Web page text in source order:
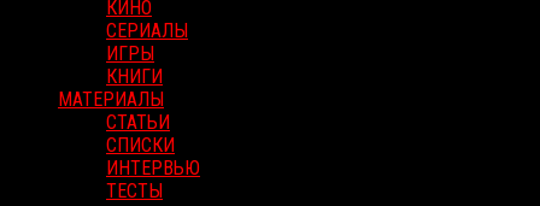
КИНО
СЕРИАЛЫ
ИГРЫ
КНИГИ
МАТЕРИАЛЫ
СТАТЬИ
СПИСКИ
ИНТЕРВЬЮ
ТЕСТЫ